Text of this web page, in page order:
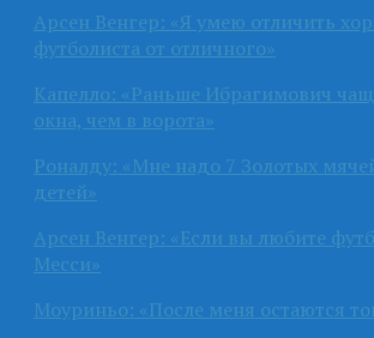
Арсен Венгер: «Я умею отличить
футболиста от отличного»
Капелло: «Раньше Ибрагимович
окна, чем в ворота»
Роналду: «Мне надо 7 Золотых
детей»
Арсен Венгер: «Если вы любите
Месси»
Моуриньо: «После меня остаются